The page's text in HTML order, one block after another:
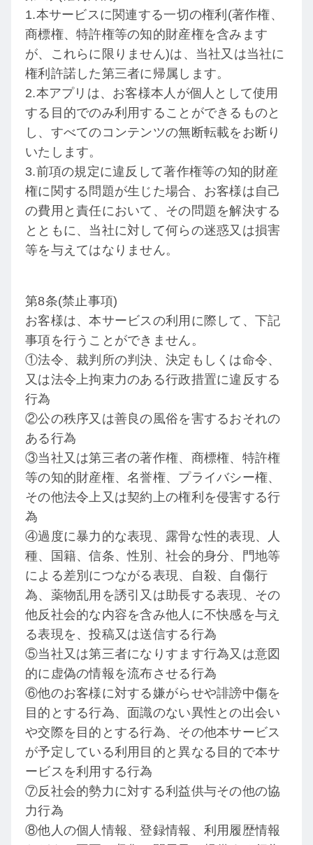
1.本サービスに関連する一切の権利(著作権、
商標権、特許権等の知的財産権を含みます
が、これらに限りません)は、当社又は当社に
権利許諾した第三者に帰属します。
2.本アプリは、お客様本人が個人として使用
する目的でのみ利用することができるものと
し、すべてのコンテンツの無断転載をお断り
いたします。
3.前項の規定に違反して著作権等の知的財産
権に関する問題が生じた場合、お客様は自己
の費用と責任において、その問題を解決する
とともに、当社に対して何らの迷惑又は損害
等を与えてはなりません。
第8条(禁止事項)
お客様は、本サービスの利用に際して、下記
事項を行うことができません。
①法令、裁判所の判決、決定もしくは命令、
又は法令上拘束力のある行政措置に違反する
行為
②公の秩序又は善良の風俗を害するおそれの
ある行為
③当社又は第三者の著作権、商標権、特許権
等の知的財産権、名誉権、プライバシー権、
その他法令上又は契約上の権利を侵害する行
為
④過度に暴力的な表現、露骨な性的表現、人
種、国籍、信条、性別、社会的身分、門地等
による差別につながる表現、自殺、自傷行
為、薬物乱用を誘引又は助長する表現、その
他反社会的な内容を含み他人に不快感を与え
る表現を、投稿又は送信する行為
⑤当社又は第三者になりすます行為又は意図
的に虚偽の情報を流布させる行為
⑥他のお客様に対する嫌がらせや誹謗中傷を
目的とする行為、面識のない異性との出会い
や交際を目的とする行為、その他本サービス
が予定している利用目的と異なる目的で本サ
ービスを利用する行為
⑦反社会的勢力に対する利益供与その他の協
力行為
⑧他人の個人情報、登録情報、利用履歴情報